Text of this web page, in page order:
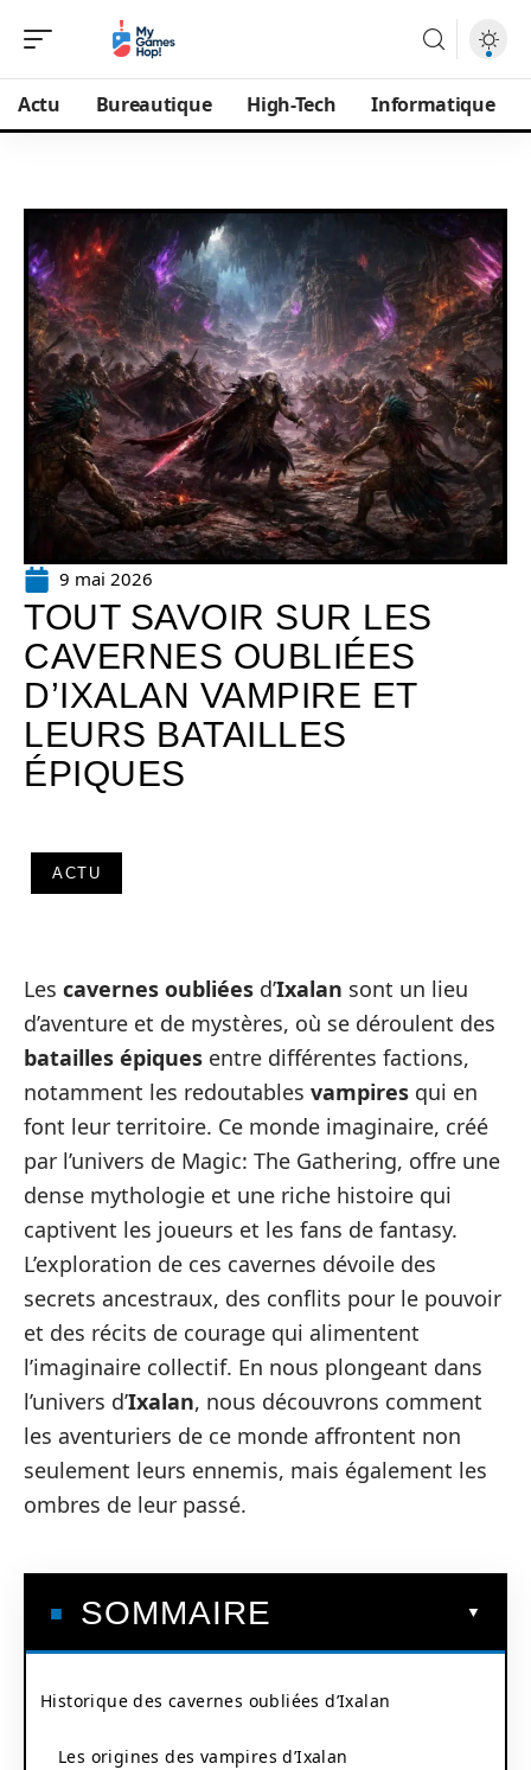
Actu Bureautique High-Tech Informatique
9 mai 2026
TOUT SAVOIR SUR LES
CAVERNES OUBLIÉES
D’IXALAN VAMPIRE ET
LEURS BATAILLES
ÉPIQUES
ACTU
Les cavernes oubliées d’Ixalan sont un lieu
d’aventure et de mystères, où se déroulent des
batailles épiques entre différentes factions,
notamment les redoutables vampires qui en
font leur territoire. Ce monde imaginaire, créé
par l’univers de Magic: The Gathering, offre une
dense mythologie et une riche histoire qui
captivent les joueurs et les fans de fantasy.
L’exploration de ces cavernes dévoile des
secrets ancestraux, des conflits pour le pouvoir
et des récits de courage qui alimentent
l’imaginaire collectif. En nous plongeant dans
l’univers d’Ixalan, nous découvrons comment
les aventuriers de ce monde affrontent non
seulement leurs ennemis, mais également les
ombres de leur passé.
SOMMAIRE
Historique des cavernes oubliées d’Ixalan
Les origines des vampires d’Ixalan